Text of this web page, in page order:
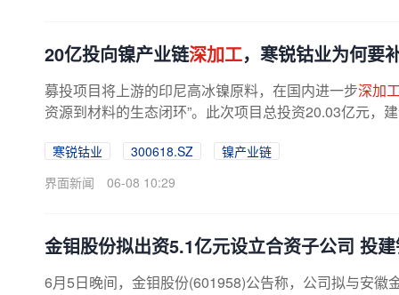
20亿投向镍产业链深加工，寒锐钴业为何要
募投项目将上游的印尼高冰镍原料，在国内进一步深加
资源到材料的生态闭环”。此次项目总投资20.03亿元，
寒锐钴业 300618.SZ
镍产业链
界面新闻
06-08 10:29
金钼股份拟出资5.1亿元设立合资子公司 投
6月5日晚间，金钼股份(601958)公告称，公司拟与安徽